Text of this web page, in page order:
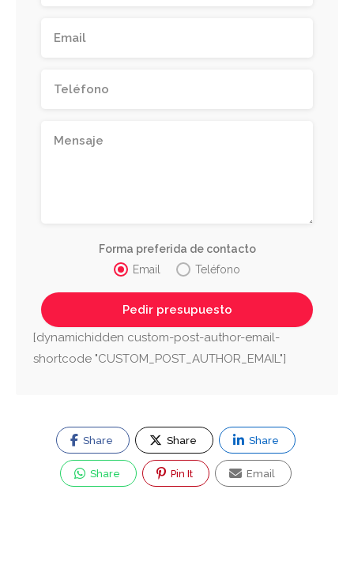
Forma preferida de contacto
Email
Teléfono
[dynamichidden custom-post-author-email-
shortcode "CUSTOM_POST_AUTHOR_EMAIL"]
Share Share Share
Share Pin It Email